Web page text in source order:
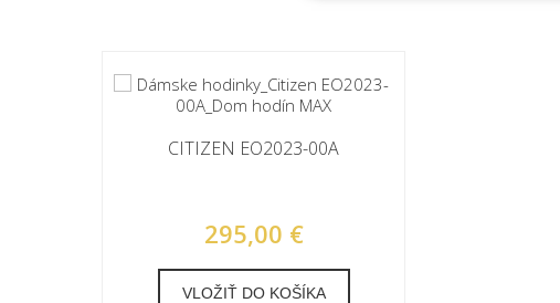
CITIZEN EO2023-00A
295,00 €
VLOŽIŤ DO KOŠÍKA